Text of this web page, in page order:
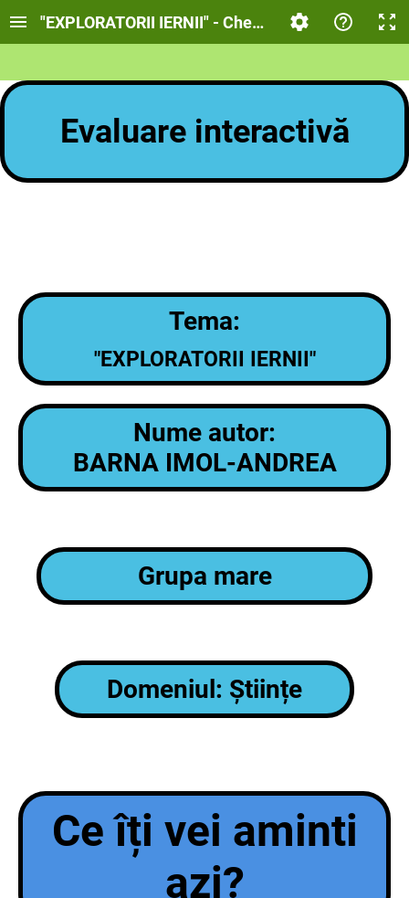
"EXPLORATORII IERNII" - Chestionar de evaluare
​​​​​​Evaluare interactivă
Tema:
"EXPLORATORII IERNII"
Nume autor:
BARNA IMOL-ANDREA
Grupa mare
Domeniul: Științe
Ce îți vei aminti
azi?